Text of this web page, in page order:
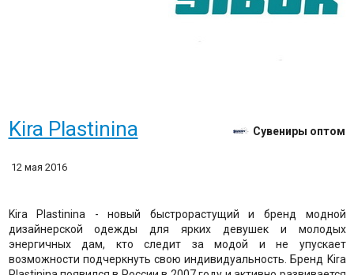
Kira Plastinina Сувениры оптом
12 мая 2016
Kira Plastinina - новый быстрорастущий и бренд модной
дизайнерской одежды для ярких девушек и молодых
энергичных дам, кто следит за модой и не упускает
возможности подчеркнуть свою индивидуальность. Бренд Kira